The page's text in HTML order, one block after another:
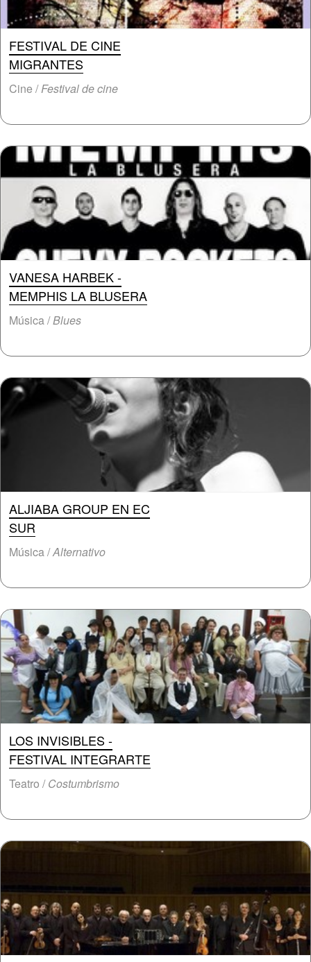
FESTIVAL DE CINE
MIGRANTES
Cine /Festival de cine
VANESA HARBEK -
MEMPHIS LA BLUSERA
Música /Blues
ALJIABA GROUP EN EC
SUR
Música /Alternativo
LOS INVISIBLES -
FESTIVAL INTEGRARTE
Teatro /Costumbrismo